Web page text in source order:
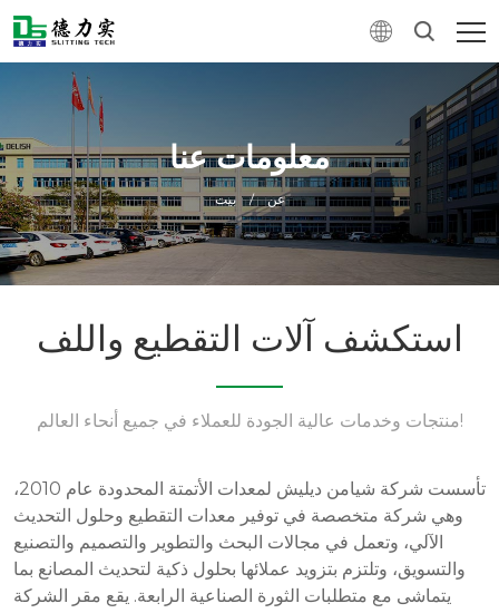
معلومات عنا
بيت / عن
استكشف آلات التقطيع واللف
منتجات وخدمات عالية الجودة للعملاء في جميع أنحاء العالم!
تأسست شركة شيامن ديليش لمعدات الأتمتة المحدودة عام 2010،
وهي شركة متخصصة في توفير معدات التقطيع وحلول التحديث
الآلي، وتعمل في مجالات البحث والتطوير والتصميم والتصنيع
والتسويق، وتلتزم بتزويد عملائها بحلول ذكية لتحديث المصانع بما
يتماشى مع متطلبات الثورة الصناعية الرابعة. يقع مقر الشركة